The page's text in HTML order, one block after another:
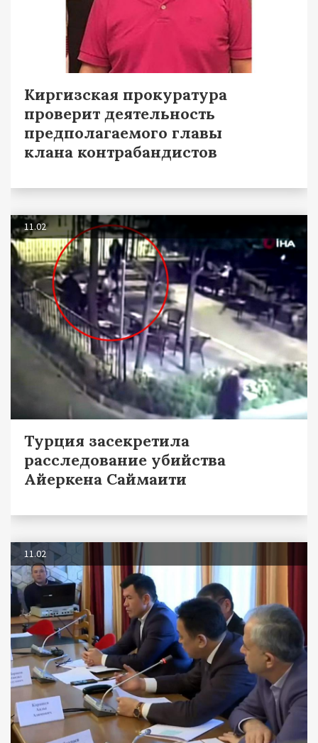
Киргизская прокуратура
проверит деятельность
предполагаемого главы
клана контрабандистов
11.02
Турция засекретила
расследование убийства
Айеркена Саймаити
11.02